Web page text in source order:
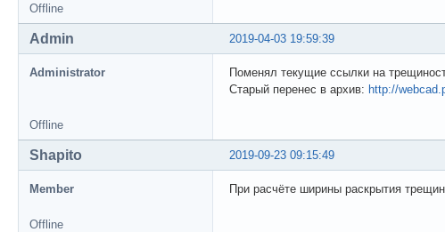
Offline
2019-04-03 19:59:39
Admin
Administrator
Поменял текущие ссылки на
Старый перенес в архив: http://
Offline
2019-09-23 09:15:49
Shapito
Member При расчёте ширины раскрытия
Offline